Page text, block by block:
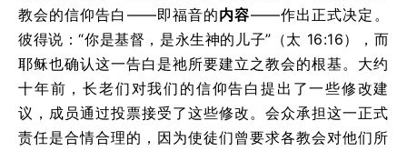
教会的信仰告白——即福音的内容——作出正式决定。
彼得说：“你是基督，是永生神的儿子”（太 16:16），而
耶稣也确认这一告白是祂所要建立之教会的根基。大约
十年前，长老们对我们的信仰告白提出了一些修改建
议，成员通过投票接受了这些修改。会众承担这一正式
责任是合情合理的，因为使徒们曾要求各教会对他们所